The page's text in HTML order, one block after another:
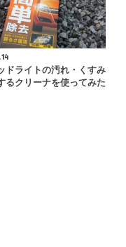
ドライトの汚れ・くすみ
るクリーナを使ってみた